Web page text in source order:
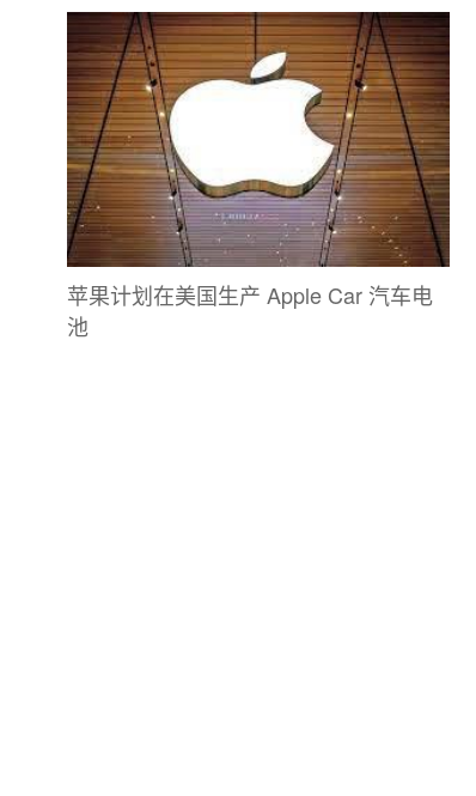
苹果计划在美国生产 Apple Car 汽车电
池